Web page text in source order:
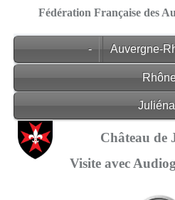
Fédération Française des
- Auvergne-
Château de
Visite avec